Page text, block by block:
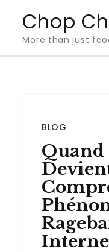
content
Chop
More than just
BLOG
Quand